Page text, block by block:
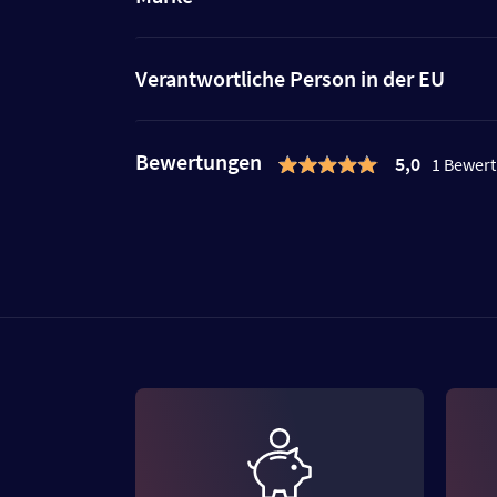
Verantwortliche Person in der EU
Bewertungen 5,0 1